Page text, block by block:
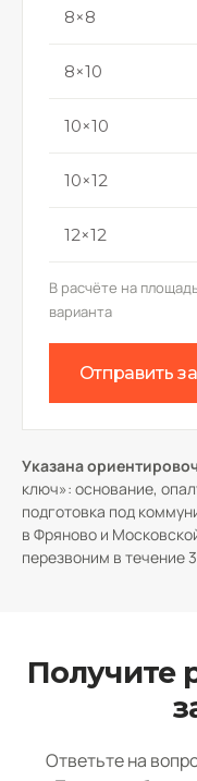
8×8
8×10
10×10
10×12
12×12
В расчёте на
варианта
Отправить
Указана
ключ»: основание,
подготовка под
в Фряново и
перезвоним в течение
Получите
Ответьте на